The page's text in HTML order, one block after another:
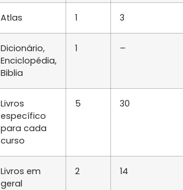
Atlas 1 3
Dicionário,
Enciclopédia,
Biblia
1 –
Livros
específico
para cada
curso
5 30
Livros em
geral
2 14